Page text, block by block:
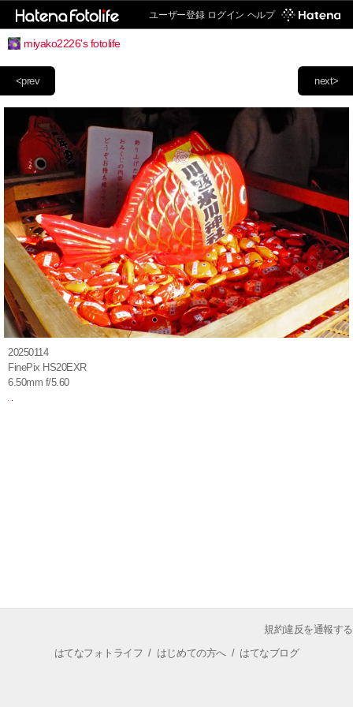
ユーザー登録 ログイン ヘルプ
miyako2226's fotolife
next>
<prev
20250114
FinePix HS20EXR
6.50mm f/5.60
規約違反を通報する
はてなフォトライフ / はじめての方へ/ はてなブログ